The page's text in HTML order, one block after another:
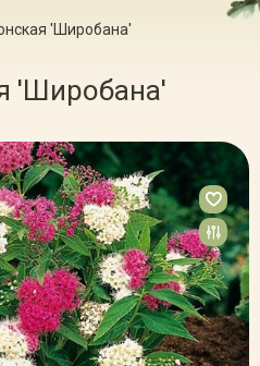
'Широбана'
'Широбана'